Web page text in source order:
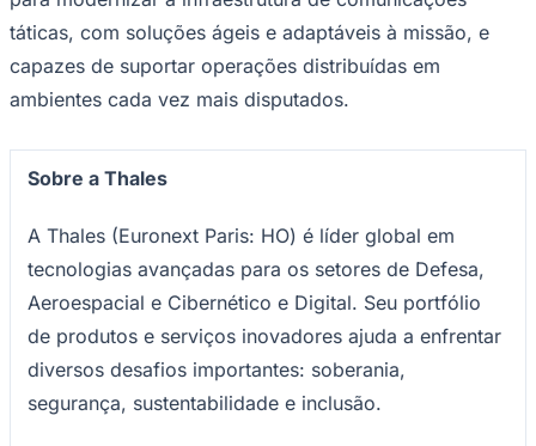
Corinthians
táticas, com soluções ágeis e adaptáveis ​​à missão, e
capazes de suportar operações distribuídas em
ambientes cada vez mais disputados.
Sobre a Thales
A Thales (Euronext Paris: HO) é líder global em
tecnologias avançadas para os setores de Defesa,
Aeroespacial e Cibernético e Digital. Seu portfólio
de produtos e serviços inovadores ajuda a enfrentar
diversos desafios importantes: soberania,
segurança, sustentabilidade e inclusão.